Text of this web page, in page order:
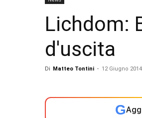
Lichdom:
d'uscita
Di Matteo Tontini - 12 Giugno 2014
G